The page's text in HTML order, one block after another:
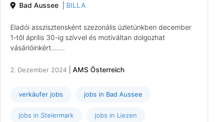
Bad Aussee BILLA
Eladói asszisztensként szezonális üzletünkben december
1-től április 30-ig szívvel és motiváltan dolgozhat
vásárlóinkért.......
2. Dezember 2024 AMS Österreich
verkäufer jobs jobs in Bad Aussee
jobs in Steiermark jobs in Liezen